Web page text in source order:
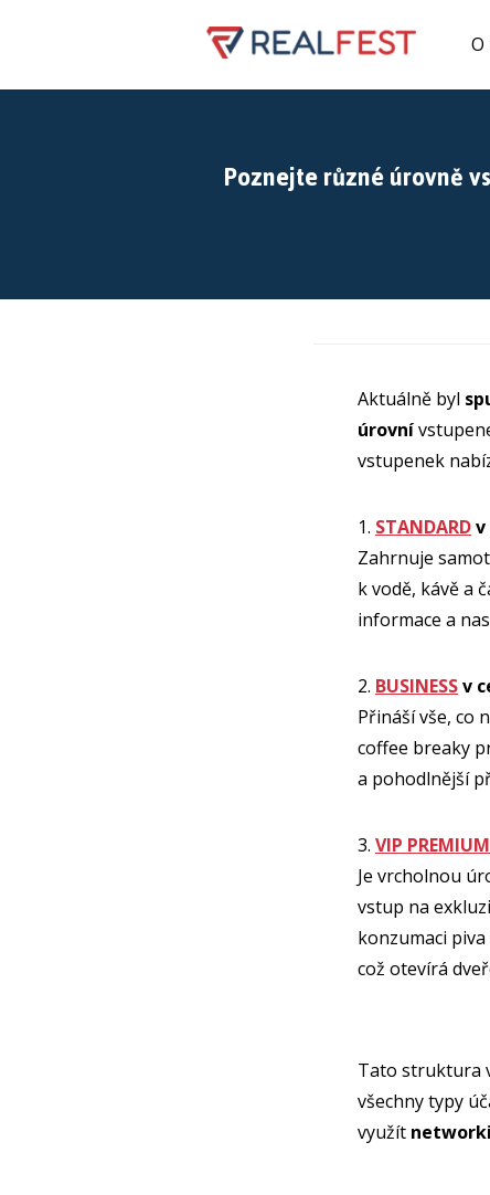
O
Poznejte různé úrovně
Aktuálně byl
úrovní
vstupenek
1. STANDARDv
Zahrnuje
k vodě, kávě a
informace a
2. BUSINESSv
Přináší vše, co
coffee breaky
a pohodlnější
3. VIP PREMIUM
Je vrcholnou
vstup na
konzumaci
což otevírá
Tato struktura
všechny typy
využít